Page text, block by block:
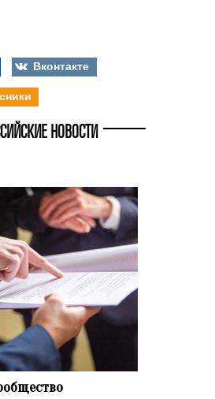
Вконтакте
НОВОСТИ